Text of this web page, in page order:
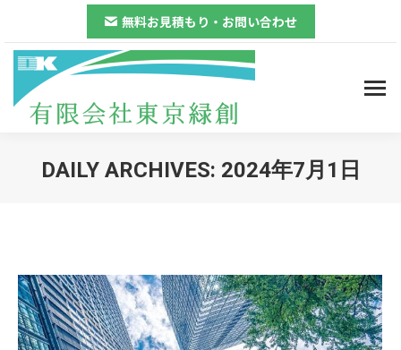
無料お見積もり・お問い合わせ
DAILY ARCHIVES: 2024年7月1日